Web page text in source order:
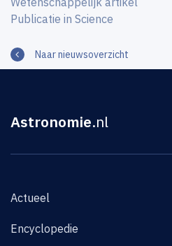
Publicatie in Science
Naar nieuwsoverzicht
Astronomie.nl
Actueel
Encyclopedie